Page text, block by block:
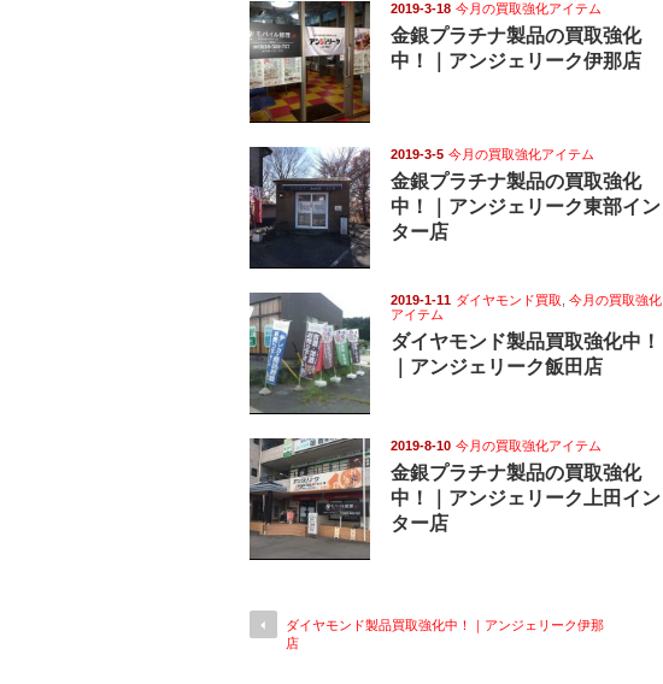
2019-3-18 今月の買取強化アイテム
金銀プラチナ製品の買取強化
中！｜アンジェリーク伊那店
2019-3-5 今月の買取強化アイテム
金銀プラチナ製品の買取強化
中！｜アンジェリーク東部イン
ター店
2019-1-11 ダイヤモンド買取 今月の買取強化
アイテム
ダイヤモンド製品買取強化中！
｜アンジェリーク飯田店
2019-8-10 今月の買取強化アイテム
金銀プラチナ製品の買取強化
中！｜アンジェリーク上田イン
ター店
ダイヤモンド製品買取強化中！｜アンジェリーク伊那
店